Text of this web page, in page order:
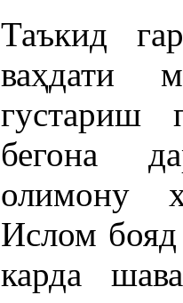
Таъкид
ваҳдати
густариш
бегона
олимону
Ислом
карда